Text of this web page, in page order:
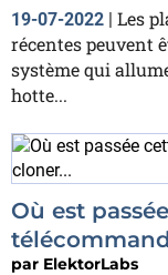
19-07-2022 | Les
récentes peuvent
système qui
hotte...
Où est
par ElektorLabs